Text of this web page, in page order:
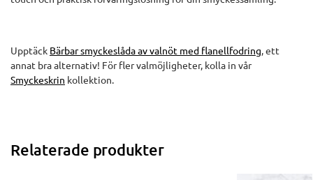
Upptäck Bärbar smyckeslåda av valnöt med flanellfodring, ett
annat bra alternativ! För fler valmöjligheter, kolla in vår
Smyckeskrin kollektion.
Relaterade produkter